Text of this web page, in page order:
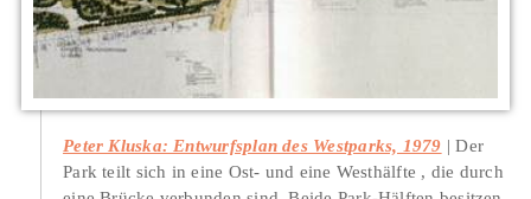
Peter Kluska: Entwurfsplan des Westparks, 1979
Der
Park teilt sich in eine Ost- und eine Westhälfte , die durch